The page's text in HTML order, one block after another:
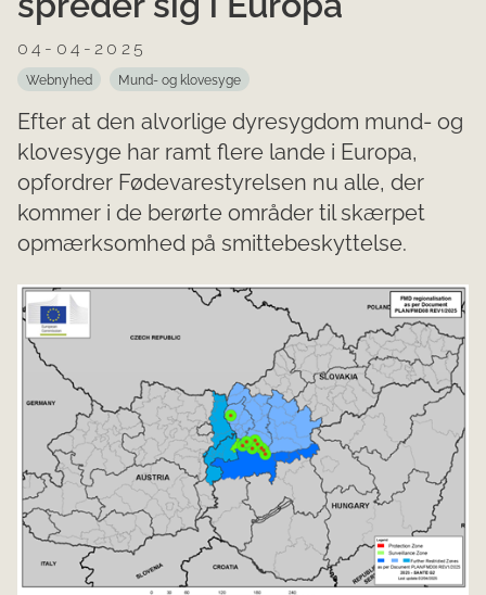
04-04-2025
Webnyhed Mund- og klovesyge
Efter at den alvorlige dyresygdom mund- og
klovesyge har ramt flere lande i Europa,
opfordrer Fødevarestyrelsen nu alle, der
kommer i de berørte områder til skærpet
opmærksomhed på smittebeskyttelse.